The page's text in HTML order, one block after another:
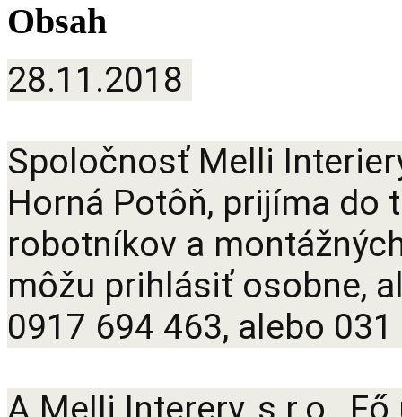
Obsah
28.11.2018
Spoločnosť Melli
Horná Potôň, prijíma do
robotníkov a
môžu prihlásiť osobne,
0917 694 463, alebo